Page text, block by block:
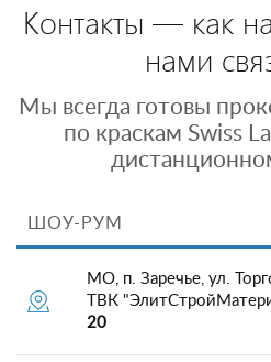
Контакты — как
нами
Мы всегда готовы
по краскам Swiss
ШОУ-РУМ
МО, п. Заречье, ул.
ТВК
20